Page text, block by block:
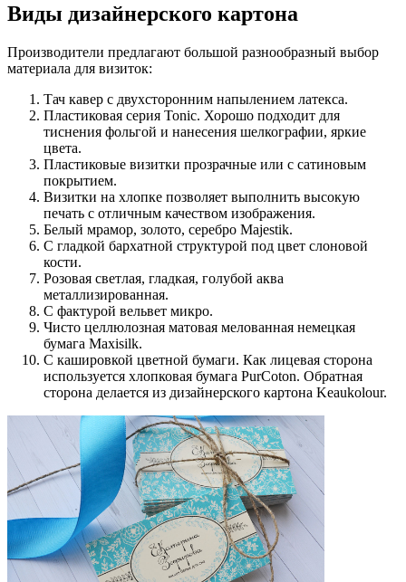
Виды дизайнерского картона
Производители предлагают большой разнообразный выбор
материала для визиток:
Тач кавер с двухсторонним напылением латекса.
Пластиковая серия Tonic. Хорошо подходит для
тиснения фольгой и нанесения шелкографии, яркие
цвета.
Пластиковые визитки прозрачные или с сатиновым
покрытием.
Визитки на хлопке позволяет выполнить высокую
печать с отличным качеством изображения.
Белый мрамор, золото, серебро Majestik.
С гладкой бархатной структурой под цвет слоновой
кости.
Розовая светлая, гладкая, голубой аква
металлизированная.
С фактурой вельвет микро.
Чисто целлюлозная матовая мелованная немецкая
бумага Maxisilk.
С кашировкой цветной бумаги. Как лицевая сторона
используется хлопковая бумага PurCoton. Обратная
сторона делается из дизайнерского картона Keaukolour.